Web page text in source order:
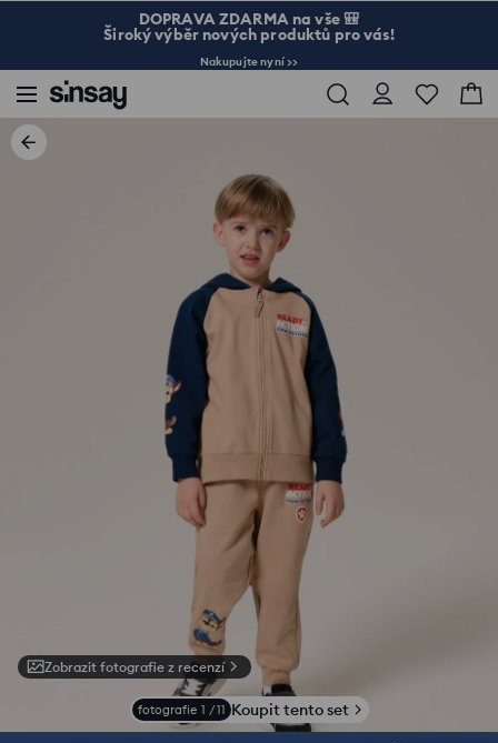
DOPRAVA ZDARMA na vše 🎒
Široký výběr nových produktů pro vás!
Nakupujte nyní >>
Zobrazit fotografie z recenzí
fotografie 1 /11 Koupit tento set